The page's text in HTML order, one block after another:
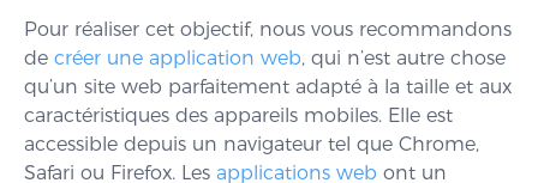
Pour réaliser cet objectif, nous vous recommandons
de créer une application web, qui n’est autre chose
qu’un site web parfaitement adapté à la taille et aux
caractéristiques des appareils mobiles. Elle est
accessible depuis un navigateur tel que Chrome,
Safari ou Firefox. Les applications web ont un